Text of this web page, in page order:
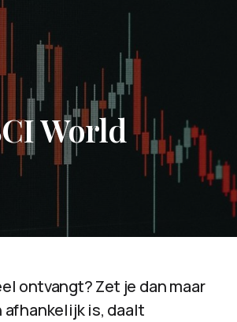
World
ontvangt? Zet je dan maar
afhankelijk is, daalt